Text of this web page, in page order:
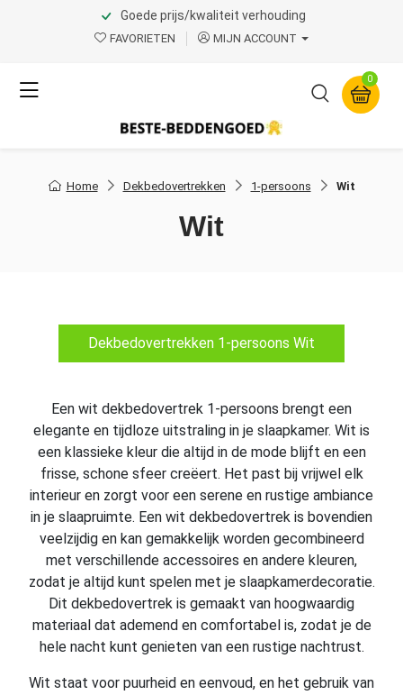
Goede prijs/kwaliteit verhouding
FAVORIETEN MIJN ACCOUNT
0
Home Dekbedovertrekken 1-persoons Wit
Wit
Dekbedovertrekken 1-persoons Wit
Een wit dekbedovertrek 1-persoons brengt een
elegante en tijdloze uitstraling in je slaapkamer. Wit is
een klassieke kleur die altijd in de mode blijft en een
frisse, schone sfeer creëert. Het past bij vrijwel elk
interieur en zorgt voor een serene en rustige ambiance
in je slaapruimte. Een wit dekbedovertrek is bovendien
veelzijdig en kan gemakkelijk worden gecombineerd
met verschillende accessoires en andere kleuren,
zodat je altijd kunt spelen met je slaapkamerdecoratie.
Dit dekbedovertrek is gemaakt van hoogwaardig
materiaal dat ademend en comfortabel is, zodat je de
hele nacht kunt genieten van een rustige nachtrust.
Wit staat voor puurheid en eenvoud, en het gebruik van